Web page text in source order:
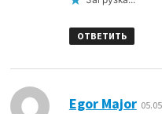
ОТВЕТИТЬ
Egor Major: